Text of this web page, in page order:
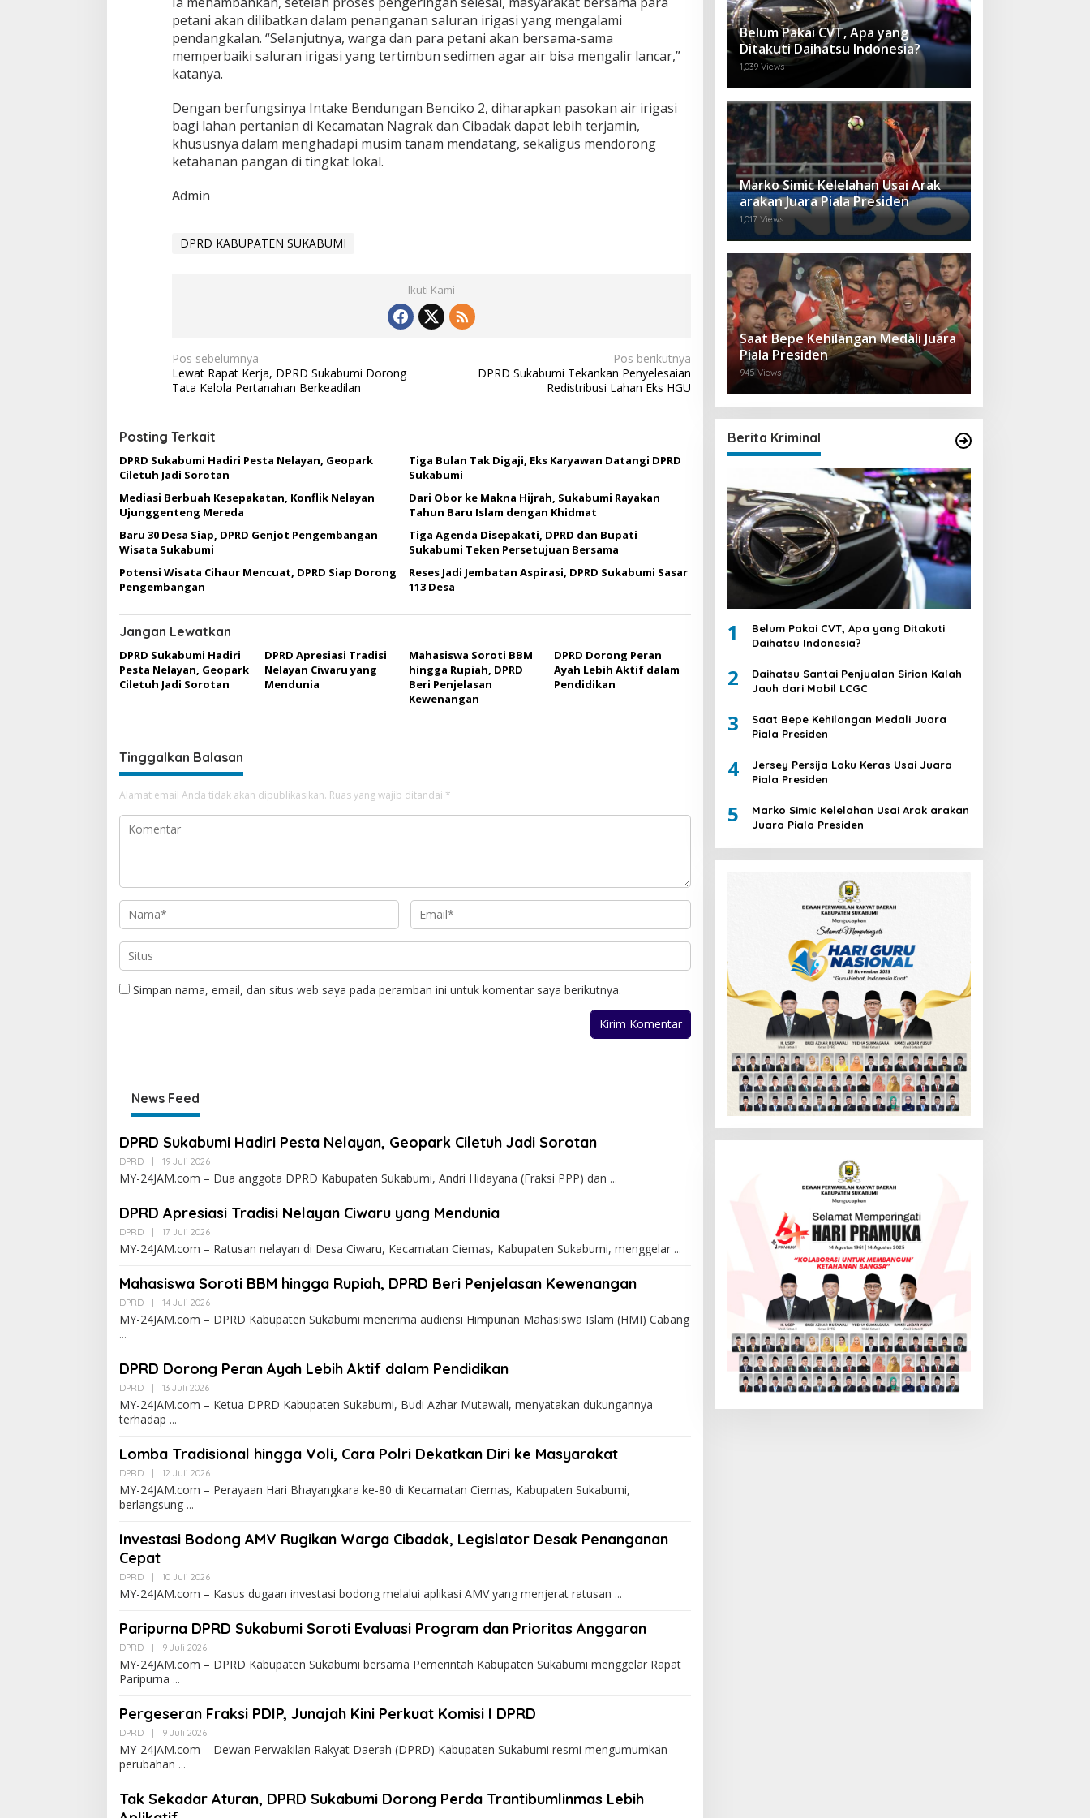
t
a
s
P
e
r
a
n
i
a
n
petani akan dilibatkan dalam penanganan saluran irigasi yang mengalami
pendangkalan. “Selanjutnya, warga dan para petani akan bersama-sama
memperbaiki saluran irigasi yang tertimbun sedimen agar air bisa mengalir lancar,”
katanya.
Dengan berfungsinya Intake Bendungan Benciko 2, diharapkan pasokan air irigasi
bagi lahan pertanian di Kecamatan Nagrak dan Cibadak dapat lebih terjamin,
khususnya dalam menghadapi musim tanam mendatang, sekaligus mendorong
ketahanan pangan di tingkat lokal.
Admin
DPRD KABUPATEN SUKABUMI
Ikuti Kami
N
a
i
g
a
s
i
p
o
s
Pos sebelumnya
Lewat Rapat Kerja, DPRD Sukabumi Dorong
Tata Kelola Pertanahan Berkeadilan
Pos berikutnya
DPRD Sukabumi Tekankan Penyelesaian
Redistribusi Lahan Eks HGU
Posting Terkait
DPRD Sukabumi Hadiri Pesta Nelayan, Geopark
Ciletuh Jadi Sorotan
Tiga Bulan Tak Digaji, Eks Karyawan Datangi DPRD
Sukabumi
Mediasi Berbuah Kesepakatan, Konflik Nelayan
Ujunggenteng Mereda
Dari Obor ke Makna Hijrah, Sukabumi Rayakan
Tahun Baru Islam dengan Khidmat
Baru 30 Desa Siap, DPRD Genjot Pengembangan
Wisata Sukabumi
Tiga Agenda Disepakati, DPRD dan Bupati
Sukabumi Teken Persetujuan Bersama
Potensi Wisata Cihaur Mencuat, DPRD Siap Dorong
Pengembangan
Reses Jadi Jembatan Aspirasi, DPRD Sukabumi Sasar
113 Desa
Jangan Lewatkan
DPRD Sukabumi Hadiri
Pesta Nelayan, Geopark
Ciletuh Jadi Sorotan
DPRD Apresiasi Tradisi
Nelayan Ciwaru yang
Mendunia
Mahasiswa Soroti BBM
hingga Rupiah, DPRD
Beri Penjelasan
Kewenangan
DPRD Dorong Peran
Ayah Lebih Aktif dalam
Pendidikan
Tinggalkan Balasan
Alamat email Anda tidak akan dipublikasikan. Ruas yang wajib ditandai *
Simpan nama, email, dan situs web saya pada peramban ini untuk komentar saya berikutnya.
News Feed
DPRD Sukabumi Hadiri Pesta Nelayan, Geopark Ciletuh Jadi Sorotan
DPRD 19 Juli 2026
MY-24JAM.com – Dua anggota DPRD Kabupaten Sukabumi, Andri Hidayana (Fraksi PPP) dan
DPRD Apresiasi Tradisi Nelayan Ciwaru yang Mendunia
DPRD 17 Juli 2026
MY-24JAM.com – Ratusan nelayan di Desa Ciwaru, Kecamatan Ciemas, Kabupaten Sukabumi, menggelar
Mahasiswa Soroti BBM hingga Rupiah, DPRD Beri Penjelasan Kewenangan
DPRD 14 Juli 2026
MY-24JAM.com – DPRD Kabupaten Sukabumi menerima audiensi Himpunan Mahasiswa Islam (HMI) Cabang
DPRD Dorong Peran Ayah Lebih Aktif dalam Pendidikan
DPRD 13 Juli 2026
MY-24JAM.com – Ketua DPRD Kabupaten Sukabumi, Budi Azhar Mutawali, menyatakan dukungannya
terhadap
Lomba Tradisional hingga Voli, Cara Polri Dekatkan Diri ke Masyarakat
DPRD 12 Juli 2026
MY-24JAM.com – Perayaan Hari Bhayangkara ke-80 di Kecamatan Ciemas, Kabupaten Sukabumi,
berlangsung
Investasi Bodong AMV Rugikan Warga Cibadak, Legislator Desak Penanganan
Cepat
DPRD 10 Juli 2026
MY-24JAM.com – Kasus dugaan investasi bodong melalui aplikasi AMV yang menjerat ratusan
Paripurna DPRD Sukabumi Soroti Evaluasi Program dan Prioritas Anggaran
DPRD 9 Juli 2026
MY-24JAM.com – DPRD Kabupaten Sukabumi bersama Pemerintah Kabupaten Sukabumi menggelar Rapat
Paripurna
Pergeseran Fraksi PDIP, Junajah Kini Perkuat Komisi I DPRD
DPRD 9 Juli 2026
MY-24JAM.com – Dewan Perwakilan Rakyat Daerah (DPRD) Kabupaten Sukabumi resmi mengumumkan
perubahan
Tak Sekadar Aturan, DPRD Sukabumi Dorong Perda Trantibumlinmas Lebih
Belum Pakai CVT, Apa yang
Ditakuti Daihatsu Indonesia?
1,039 Views
Marko Simic Kelelahan Usai Arak
arakan Juara Piala Presiden
1,017 Views
Saat Bepe Kehilangan Medali Juara
Piala Presiden
945 Views
Berita Kriminal
1
Belum Pakai CVT, Apa yang Ditakuti
Daihatsu Indonesia?
2
Daihatsu Santai Penjualan Sirion Kalah
Jauh dari Mobil LCGC
3
Saat Bepe Kehilangan Medali Juara
Piala Presiden
4
Jersey Persija Laku Keras Usai Juara
Piala Presiden
5
Marko Simic Kelelahan Usai Arak arakan
Juara Piala Presiden